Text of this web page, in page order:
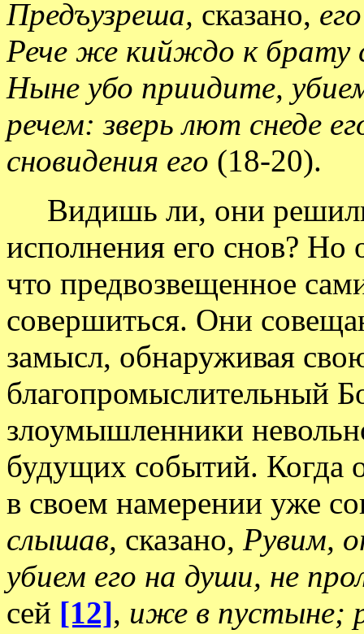
Предъузреша, сказано,
Рече же кийждо к брату
Ныне убо приидите,
речем: зверь лют снеде
сновидения его (18-20).
Видишь ли, они
исполнения его снов?
что предвозвещенное
совершиться. Они
замысл, обнаруживая
благопромыслительный
злоумышленники
будущих событий. Когда
в своем намерении уже
слышав, сказано, Рувим,
убием его на души, не
сей [12], иже в пустыне;